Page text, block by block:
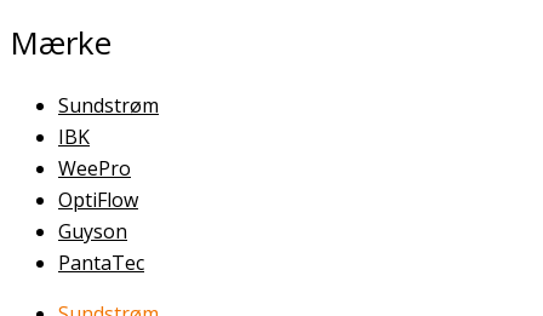
Mærke
Sundstrøm
IBK
WeePro
OptiFlow
Guyson
PantaTec